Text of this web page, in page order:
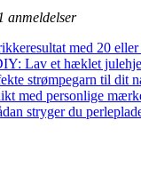
anmeldelser
med 20
Lav et hæklet
strømpegarn til dit
med personlige
stryger du